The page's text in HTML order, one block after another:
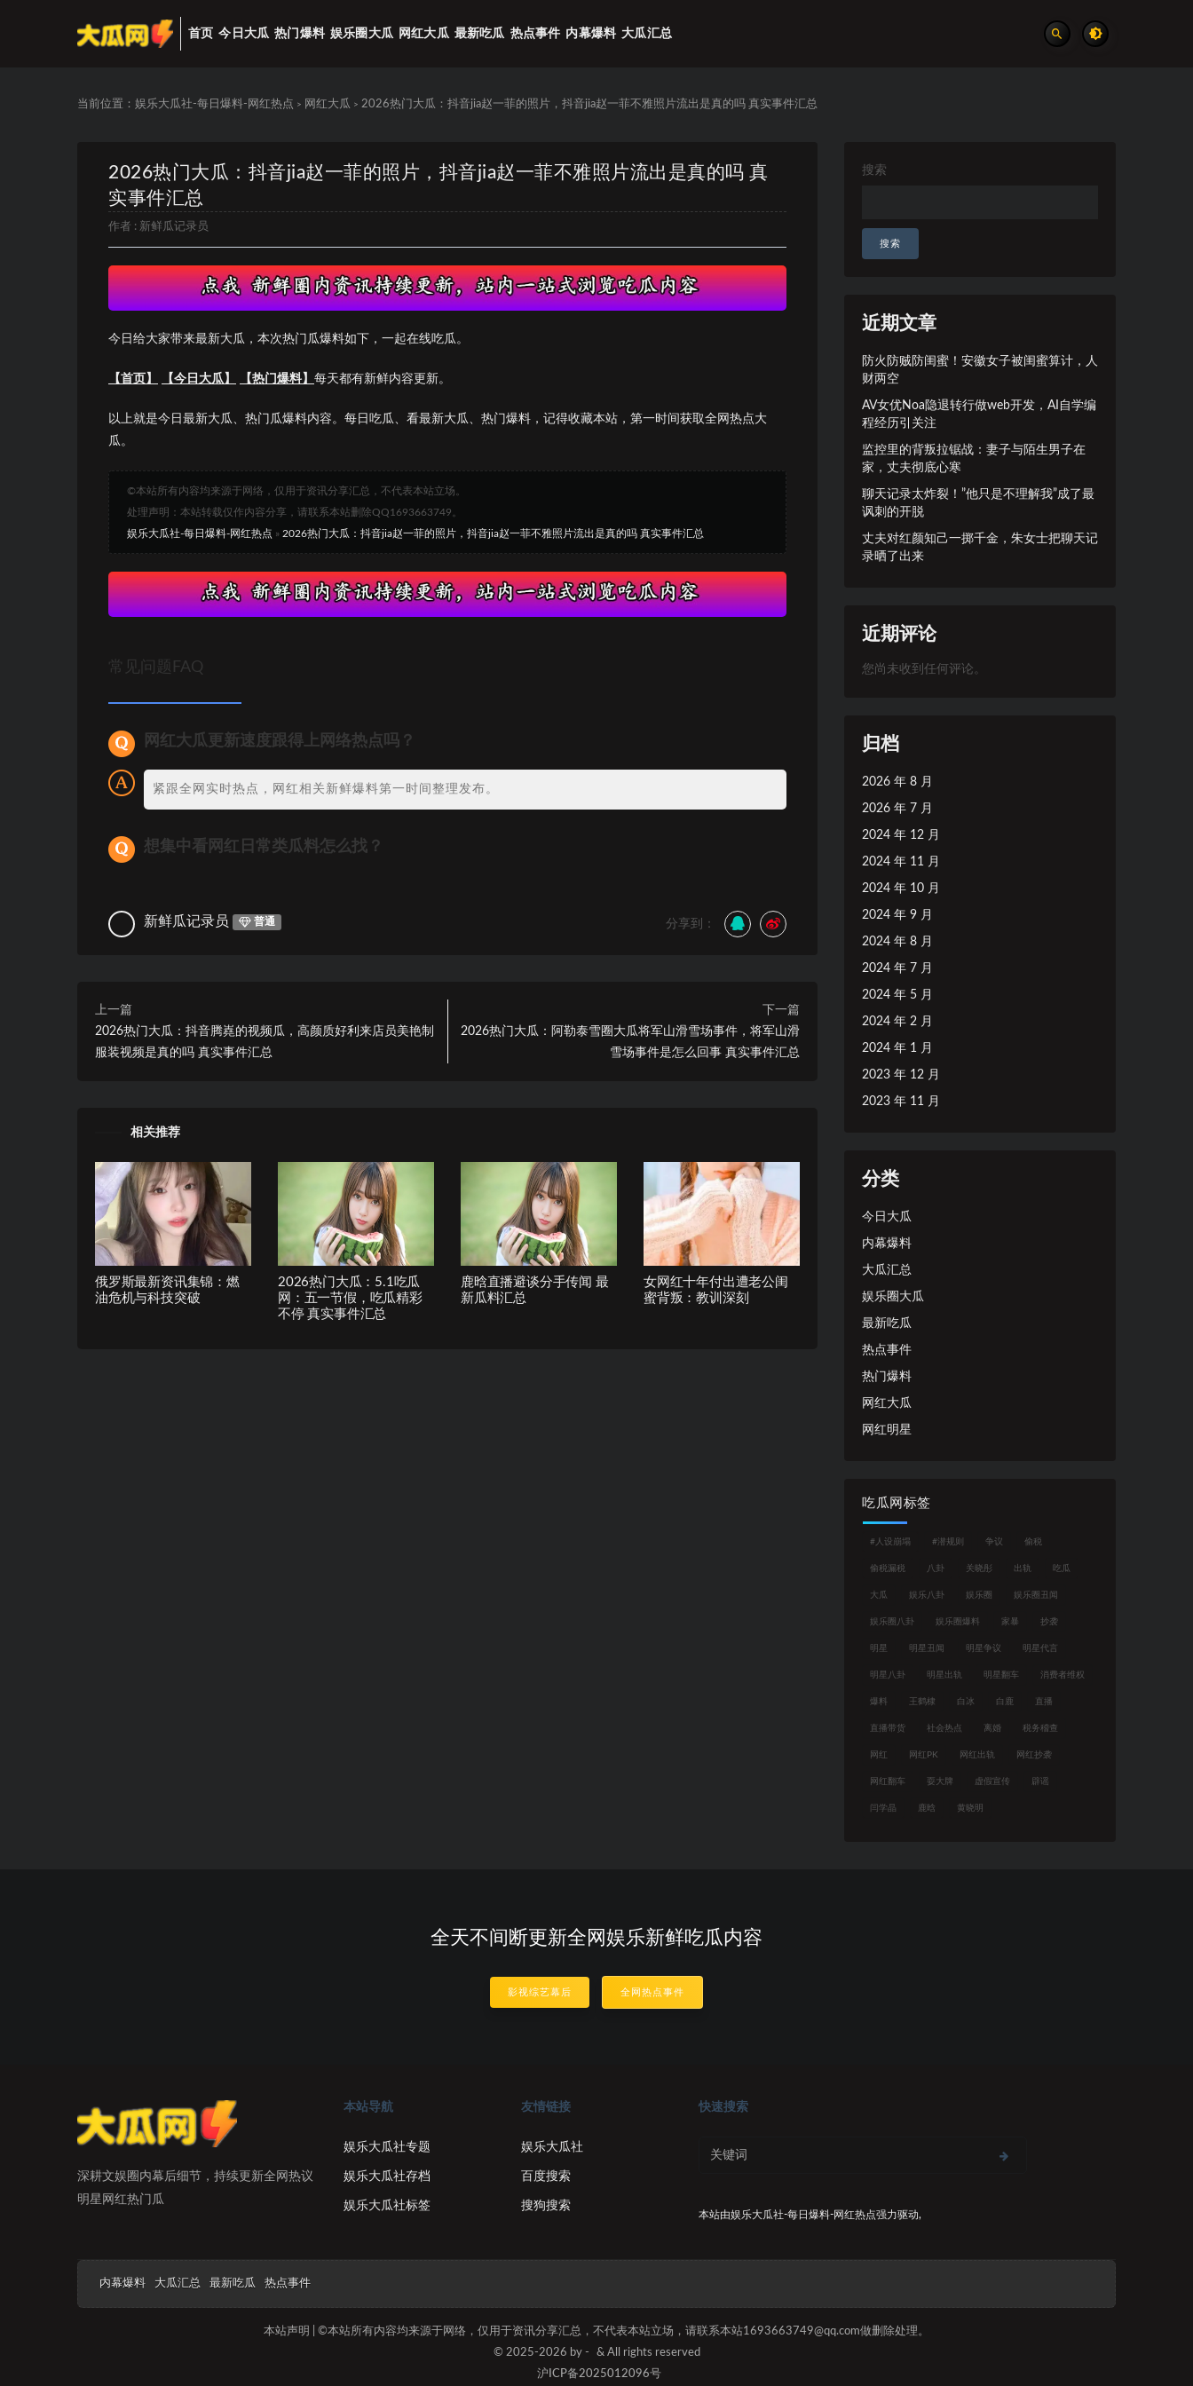
首页 今日大瓜 热门爆料 娱乐圈大瓜 网红大瓜 最新吃瓜 热点事件 内幕爆料 大瓜汇总
当前位置： 娱乐大瓜社-每日爆料-网红热点 > 网红大瓜 > 2026热门大瓜：抖音jia赵一菲的照片，抖音jia赵一菲不雅照片流出是真的吗 真实事件汇总
2026热门大瓜：抖音jia赵一菲的照片，抖音jia赵一菲不雅照片流出是真的吗 真
实事件汇总
作者 : 新鲜瓜记录员
今日给大家带来最新大瓜，本次热门瓜爆料如下，一起在线吃瓜。
【首页】 【今日大瓜】 【热门爆料】 每天都有新鲜内容更新。
以上就是今日最新大瓜、热门瓜爆料内容。每日吃瓜、看最新大瓜、热门爆料，记得收藏本站，第一时间获取全网热点大
瓜。
©本站所有内容均来源于网络，仅用于资讯分享汇总，不代表本站立场。
处理声明：本站转载仅作内容分享，请联系本站删除QQ1693663749。
娱乐大瓜社-每日爆料-网红热点 » 2026热门大瓜：抖音jia赵一菲的照片，抖音jia赵一菲不雅照片流出是真的吗 真实事件汇总
常见问题FAQ
网红大瓜更新速度跟得上网络热点吗？
紧跟全网实时热点，网红相关新鲜爆料第一时间整理发布。
想集中看网红日常类瓜料怎么找？
新鲜瓜记录员 普通 分享到：
上一篇
2026热门大瓜：抖音腾嶤的视频瓜，高颜质好利来店员美艳制
服装视频是真的吗 真实事件汇总
下一篇
2026热门大瓜：阿勒泰雪圈大瓜将军山滑雪场事件，将军山滑
雪场事件是怎么回事 真实事件汇总
相关推荐
俄罗斯最新资讯集锦：燃
油危机与科技突破
2026热门大瓜：5.1吃瓜
网：五一节假，吃瓜精彩
不停 真实事件汇总
鹿晗直播避谈分手传闻 最
新瓜料汇总
女网红十年付出遭老公闺
蜜背叛：教训深刻
搜索
搜索
近期文章
防火防贼防闺蜜！安徽女子被闺蜜算计，人
财两空
AV女优Noa隐退转行做web开发，AI自学编
程经历引关注
监控里的背叛拉锯战：妻子与陌生男子在
家，丈夫彻底心寒
聊天记录太炸裂！”他只是不理解我”成了最
讽刺的开脱
丈夫对红颜知己一掷千金，朱女士把聊天记
录晒了出来
近期评论
您尚未收到任何评论。
归档
2026 年 8 月
2026 年 7 月
2024 年 12 月
2024 年 11 月
2024 年 10 月
2024 年 9 月
2024 年 8 月
2024 年 7 月
2024 年 5 月
2024 年 2 月
2024 年 1 月
2023 年 12 月
2023 年 11 月
分类
今日大瓜
内幕爆料
大瓜汇总
娱乐圈大瓜
最新吃瓜
热点事件
热门爆料
网红大瓜
网红明星
吃瓜网标签
#人设崩塌 #潜规则 争议 偷税
偷税漏税 八卦 关晓彤 出轨 吃瓜
大瓜 娱乐八卦 娱乐圈 娱乐圈丑闻
娱乐圈八卦 娱乐圈爆料 家暴 抄袭
明星 明星丑闻 明星争议 明星代言
明星八卦 明星出轨 明星翻车 消费者维权
爆料 王鹤棣 白冰 白鹿 直播
直播带货 社会热点 离婚 税务稽查
网红 网红PK 网红出轨 网红抄袭
网红翻车 耍大牌 虚假宣传 辟谣
闫学晶 鹿晗 黄晓明
全天不间断更新全网娱乐新鲜吃瓜内容
影视综艺幕后 全网热点事件
深耕文娱圈内幕后细节，持续更新全网热议
明星网红热门瓜
本站导航
娱乐大瓜社专题
娱乐大瓜社存档
娱乐大瓜社标签
友情链接
娱乐大瓜社
百度搜索
搜狗搜索
快速搜索
本站由娱乐大瓜社-每日爆料-网红热点强力驱动,
内幕爆料 大瓜汇总 最新吃瓜 热点事件
本站声明 | ©本站所有内容均来源于网络，仅用于资讯分享汇总，不代表本站立场，请联系本站1693663749@qq.com做删除处理。
© 2025-2026 by -
& All rights reserved
沪ICP备2025012096号